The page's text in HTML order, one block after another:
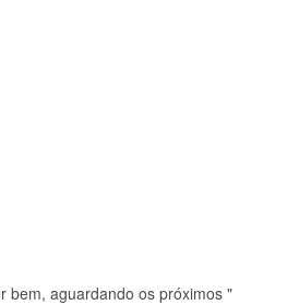
aguardando os próximos "